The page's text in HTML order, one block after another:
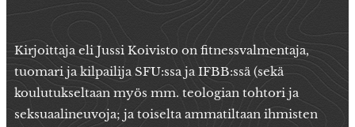
Kirjoittaja eli Jussi Koivisto on fitnessvalmentaja,
tuomari ja kilpailija SFU:ssa ja IFBB:ssä (sekä
koulutukseltaan myös mm. teologian tohtori ja
seksuaalineuvoja; ja toiselta ammatiltaan ihmisten